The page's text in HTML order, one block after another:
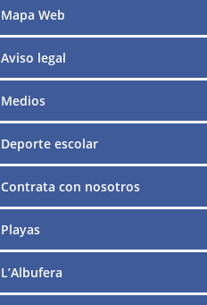
Mapa Web
Aviso legal
Medios
Deporte escolar
Contrata con nosotros
Playas
L’Albufera